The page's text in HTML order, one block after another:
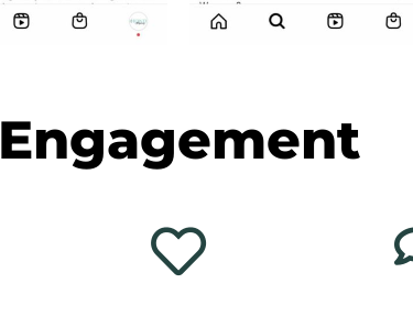
Engagement